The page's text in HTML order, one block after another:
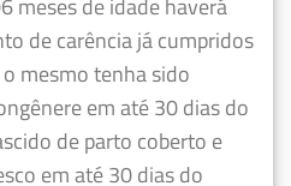
de carência já cumpridos
mesmo tenha sido
em até 30 dias do
de parto coberto e
em até 30 dias do